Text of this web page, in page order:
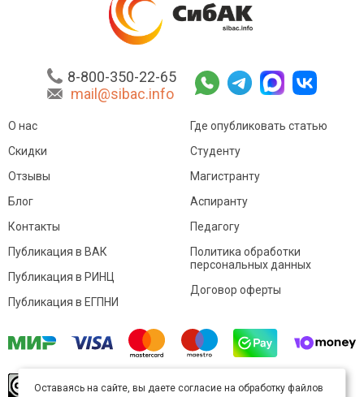
8-800-350-22-65
mail@sibac.info
О нас
Скидки
Отзывы
Блог
Контакты
Где опубликовать статью
Студенту
Магистранту
Аспиранту
Педагогу
Публикация в ВАК
Публикация в РИНЦ
Публикация в ЕГПНИ
Политика обработки
персональных данных
Договор оферты
произведение доступно полицензии Creative
Оставаясь на сайте, вы даете согласие на обработку файлов